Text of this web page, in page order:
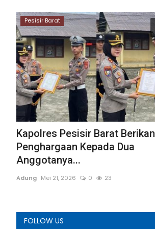
Pesisir Barat
Kapolres Pesisir Barat Berikan
Penghargaan Kepada Dua
Anggotanya...
Adung Mei 21, 2026 0 23
FOLLOW US